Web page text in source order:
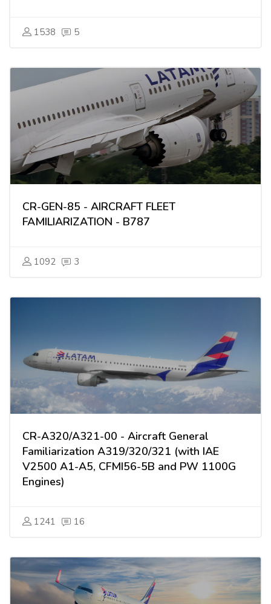
1538 5
CR-GEN-85 - AIRCRAFT FLEET
FAMILIARIZATION - B787
1092 3
CR-A320/A321-00 - Aircraft General
Familiarization A319/320/321 (with IAE
V2500 A1-A5, CFMI56-5B and PW 1100G
Engines)
1241 16